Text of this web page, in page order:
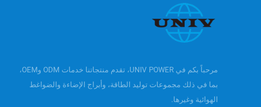
مرحباً بكم في UNIV POWER، تقدم منتجاتنا خدمات ODM وOEM،
بما في ذلك مجموعات توليد الطاقة، وأبراج الإضاءة والضواغط
الهوائية وغيرها.